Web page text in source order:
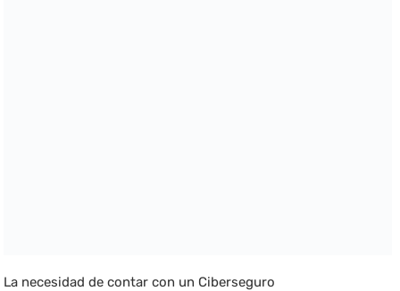
La necesidad de contar con un Ciberseguro